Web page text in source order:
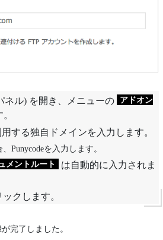
ネル) を開き、メニューの
アドオン
する独自ドメインを入力します。
Punycodeを入力します。
メントルート
は自動的に入力されま
クします。
完了しました。